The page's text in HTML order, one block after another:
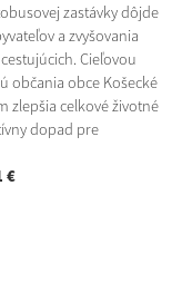
zastávky dôjde
a zvyšovania
Cieľovou
občania obce Košecké
zlepšia celkové životné
dopad pre
€